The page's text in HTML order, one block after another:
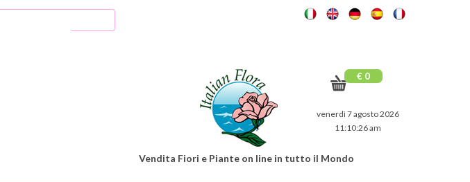
€ 0
venerdì 7 agosto 2026
11:10:27 am
Vendita Fiori e Piante on line in tutto il Mondo